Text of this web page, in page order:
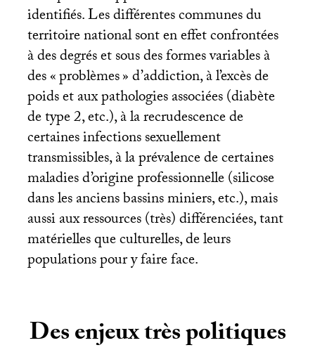
identifiés. Les différentes communes du
territoire national sont en effet confrontées
à des degrés et sous des formes variables à
des «problèmes» d’addiction, à l’excès de
poids et aux pathologies associées (diabète
de type 2, etc.), à la recrudescence de
certaines infections sexuellement
transmissibles, à la prévalence de certaines
maladies d’origine professionnelle (silicose
dans les anciens bassins miniers, etc.), mais
aussi aux ressources (très) différenciées, tant
matérielles que culturelles, de leurs
populations pour y faire face.
Des enjeux très politiques